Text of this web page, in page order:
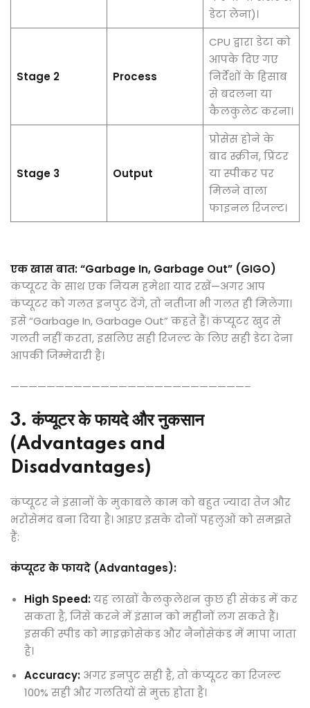
डेटा लेना)।
Stage 2 Process
CPU द्वारा डेटा को
आपके दिए गए
निर्देशों के हिसाब
से बदलना या
कैलकुलेट करना।
Stage 3 Output
प्रोसेस होने के
बाद स्क्रीन, प्रिंटर
या स्पीकर पर
मिलने वाला
फाइनल रिजल्ट।
एक खास बात: “Garbage In, Garbage Out” (GIGO)
कंप्यूटर के साथ एक नियम हमेशा याद रखें—अगर आप
कंप्यूटर को गलत इनपुट देंगे, तो नतीजा भी गलत ही मिलेगा।
इसे “Garbage In, Garbage Out” कहते हैं। कंप्यूटर खुद से
गलती नहीं करता, इसलिए सही रिजल्ट के लिए सही डेटा देना
आपकी जिम्मेदारी है।
——————————————————————————–
3. कंप्यूटर के फायदे और नुकसान
(Advantages and
Disadvantages)
कंप्यूटर ने इंसानों के मुकाबले काम को बहुत ज्यादा तेज और
भरोसेमंद बना दिया है। आइए इसके दोनों पहलुओं को समझते
हैं:
कंप्यूटर के फायदे (Advantages):
High Speed:यह लाखों कैलकुलेशन कुछ ही सेकंड में कर
सकता है, जिसे करने में इंसान को महीनों लग सकते हैं।
इसकी स्पीड को माइक्रोसेकंड और नैनोसेकंड में मापा जाता
है।
Accuracy: अगर इनपुट सही है, तो कंप्यूटर का रिजल्ट
100% सही और गलतियों से मुक्त होता है।